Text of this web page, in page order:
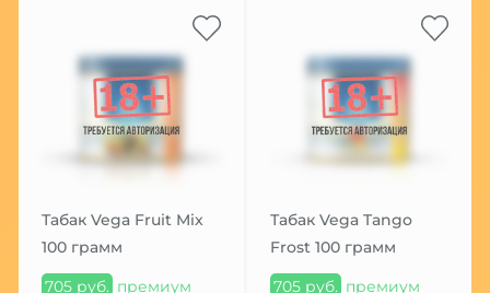
Табак Vega Fruit Mix
100 грамм
705 руб. премиум
Табак Vega Tango
Frost 100 грамм
705 руб. премиум